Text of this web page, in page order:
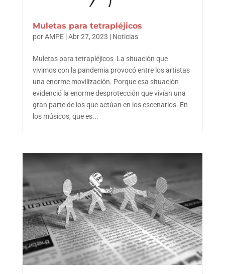
Muletas para tetrapléjicos
porAMPE|Abr 27, 2023 | Noticias
Muletas para tetrapléjicos La situación que
vivimos con la pandemia provocó entre los artistas
una enorme movilización. Porque esa situación
evidenció la enorme desprotección que vivían una
gran parte de los que actúan en los escenarios. En
los músicos, que es...